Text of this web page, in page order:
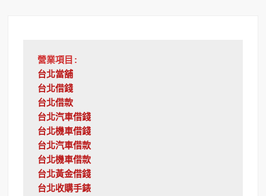
營業項目:
台北當舖
台北借錢
台北借款
台北汽車借錢
台北機車借錢
台北汽車借款
台北機車借款
台北黃金借錢
台北收購手錶